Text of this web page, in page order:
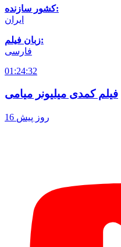
کشور سازنده:
ایران
زبان فیلم:
فارسی
01:24:32
فیلم کمدی میلیونر میامی
16 روز پیش